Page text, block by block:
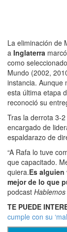
La eliminación de
a Inglaterra
como
Mundo (2002,
instancia. Aunque
esta última etapa
reconoció su
Tras la derrota 3-
encargado de
espaldarazo de
“A Rafa lo tuve
que capacitado.
quiera.Es
mejor de lo que
podcast Hablemos
TE PUEDE
cumple con su